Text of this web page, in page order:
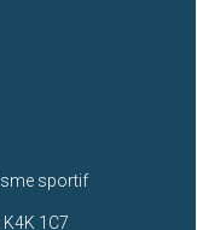
sportif
1C7